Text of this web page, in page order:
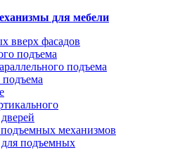
для мебели
вверх фасадов
подъема
подъема
механизмов
подъемных